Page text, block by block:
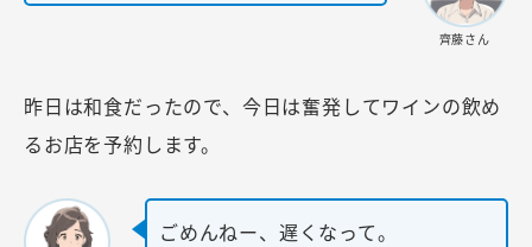
齊藤さん
昨日は和食だったので、今日は奮発してワインの飲め
るお店を予約します。
ごめんねー、遅くなって。